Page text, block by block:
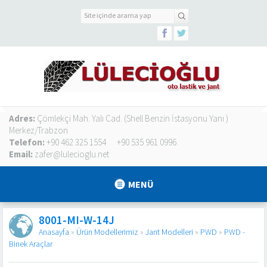
Adres: Çömlekçi Mah. Yalı Cad. (Shell Benzin İstasyonu Yanı )
Merkez/Trabzon
Telefon: +90 462 325 1554
+90 535 961 0996
Email: zafer@lulecioglu.net
MENÜ
8001-MI-W-14J
Anasayfa » Ürün Modellerimiz » Jant Modelleri » PWD » PWD -
Binek Araçlar